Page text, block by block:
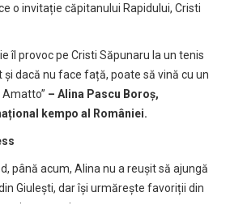
o invitație căpitanului Rapidului, Cristi
îl provoc pe Cristi Săpunaru la un tenis
dacă nu face față, poate să vină cu un
Amatto” – Alina Pascu Boroș,
kempo al României.
până acum, Alina nu a reușit să ajungă
Giulești, dar își urmărește favoriții din